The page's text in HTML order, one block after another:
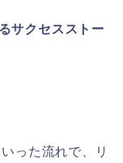
サクセスストー
いった流れで、リ